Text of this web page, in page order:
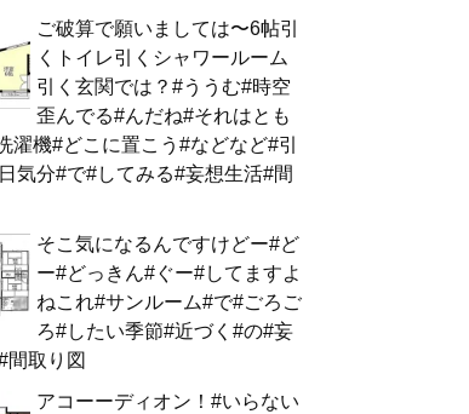
ご破算で願いましては〜6帖引
くトイレ引くシャワールーム
引く玄関では？#ううむ#時空
歪んでる#んだね#それはとも
濯機#どこに置こう#などなど#引
気分#で#してみる#妄想生活#間
そこ気になるんですけどー#ど
ー#どっきん#ぐー#してますよ
ねこれ#サンルーム#で#ごろご
ろ#したい季節#近づく#の#妄
間取り図
アコーーディオン！#いらない